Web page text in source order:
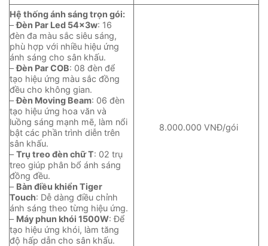
Hệ thống ánh sáng trọn gói:
–Đèn Par Led 54x3w: 16
đèn đa màu sắc siêu sáng,
phù hợp với nhiều hiệu ứng
ánh sáng cho sân khấu.
–Đèn Par COB: 08 đèn để
tạo hiệu ứng màu sắc đồng
đều cho không gian.
–Đèn Moving Beam: 06 đèn
tạo hiệu ứng hoa văn và
luồng sáng mạnh mẽ, làm nổi
bật các phần trình diễn trên
sân khấu.
–Trụ treo đèn chữ T: 02 trụ
treo giúp phân bổ ánh sáng
đồng đều.
– Bàn điều khiển Tiger
Touch: Dễ dàng điều chỉnh
ánh sáng theo từng hiệu ứng.
– Máy phun khói 1500W: Để
tạo hiệu ứng khói, làm tăng
độ hấp dẫn cho sân khấu.
8.000.000 VNĐ/gói